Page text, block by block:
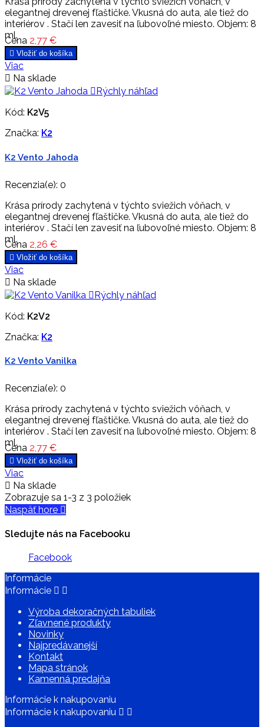
elegantnej drevenej fľaštičke. Vkusná do auta, ale tiež do
interiérov . Stačí len zavesiť na ľubovoľné miesto. Objem: 8
ml.
Cena 2,77 €
 Vložiť do košíka
Viac
 Na sklade
Rýchly náhľad
Kód: K2V5
Značka: K2
K2 Vento Jahoda
Recenzia(e): 0
Krása prírody zachytená v týchto sviežich vôňach, v
elegantnej drevenej fľaštičke. Vkusná do auta, ale tiež do
interiérov . Stačí len zavesiť na ľubovoľné miesto. Objem: 8
ml.
Cena 2,26 €
 Vložiť do košíka
Viac
 Na sklade
Rýchly náhľad
Kód: K2V2
Značka: K2
K2 Vento Vanilka
Recenzia(e): 0
Krása prírody zachytená v týchto sviežich vôňach, v
elegantnej drevenej fľaštičke. Vkusná do auta, ale tiež do
interiérov . Stačí len zavesiť na ľubovoľné miesto. Objem: 8
ml.
Cena 2,77 €
 Vložiť do košíka
Viac
 Na sklade
Zobrazuje sa 1-3 z 3 položiek
Naspäť hore 
Sledujte nás na Facebooku
Facebook
Informácie
Informácie  
Výroba dekoračných tabuliek
Zľavnené produkty
Novinky
Najpredávanejší
Kontakt
Mapa stránok
Kamenná predajňa
Informácie k nakupovaniu
Informácie k nakupovaniu  